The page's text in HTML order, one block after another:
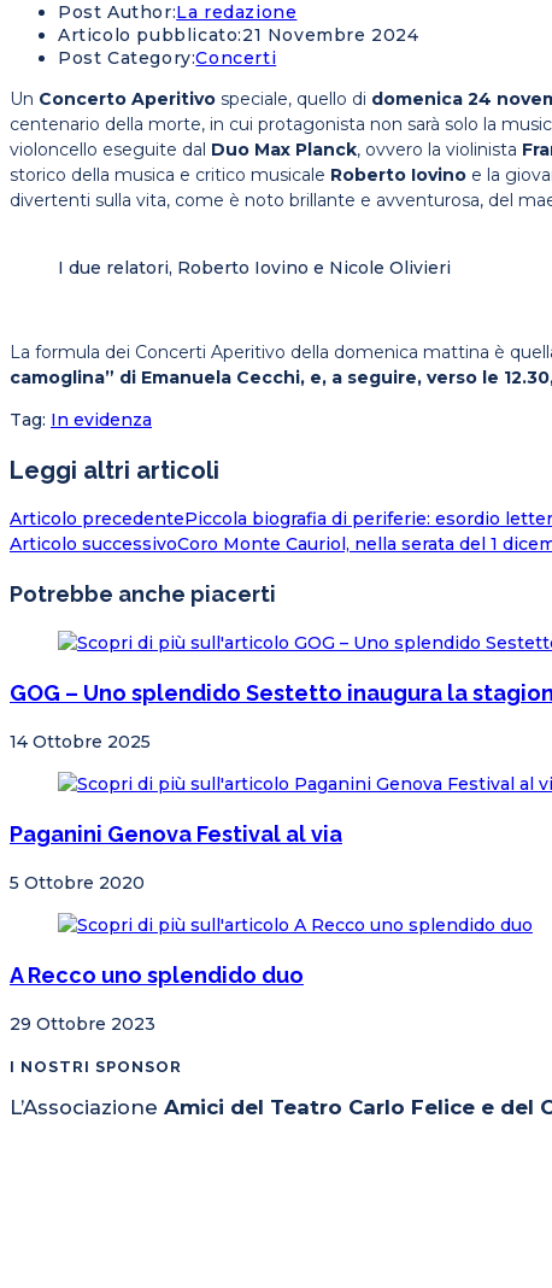
Post Author:La redazione
Articolo pubblicato:21 Novembre 2024
Post Category:Concerti
Un Concerto Aperitivo speciale, quello di domenica 24
centenario della morte, in cui protagonista non sarà solo la
violoncello eseguite dal Duo Max Planck, ovvero la violinista
storico della musica e critico musicale Roberto Iovino e la
divertenti sulla vita, come è noto brillante e avventurosa, del
I due relatori, Roberto Iovino e Nicole Olivieri
La formula dei Concerti Aperitivo della domenica mattina è
camoglina” di Emanuela Cecchi, e, a seguire, verso le
Tag: In evidenza
Leggi altri articoli
Articolo precedentePiccola biografia di periferie: esordio
Articolo successivoCoro Monte Cauriol, nella serata del 1
Potrebbe anche piacerti
GOG – Uno splendido Sestetto inaugura la
14 Ottobre 2025
Paganini Genova Festival al via
5 Ottobre 2020
A Recco uno splendido duo
29 Ottobre 2023
I NOSTRI SPONSOR
L’Associazione Amici del Teatro Carlo Felice e del